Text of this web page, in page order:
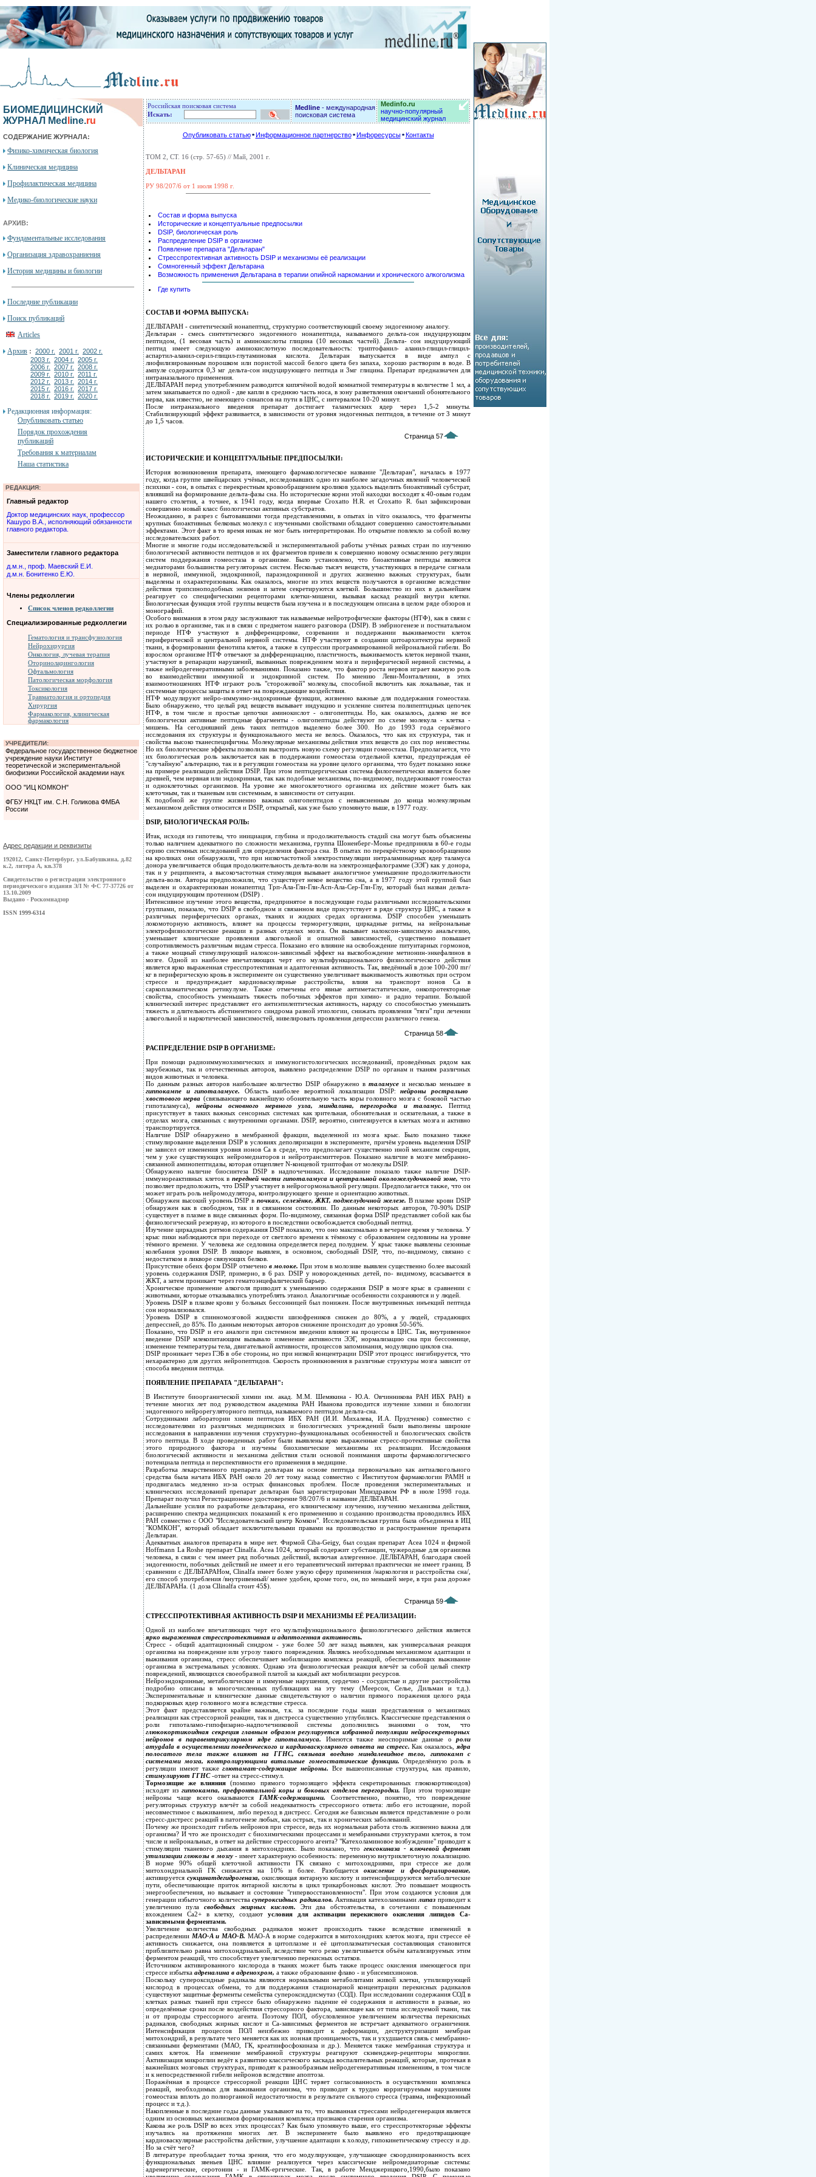
БИОМЕДИЦИНСКИЙ
ЖУРНАЛ Med ine.ru
СОДЕРЖАНИЕ ЖУРНАЛА:
Физико-химическая биология
Клиническая медицина
Профилактическая медицина
Медико-биологические науки
АРХИВ:
Фундаментальные исследования
Организация здравохраниения
История медицины и биологии
Последние публикации
Поиск публикаций
Articles
Архив : 2000 г. 2001 г.
2002 г.
2003 г.
2004 г.
2005 г.
2006 г.
2007 г.
2008 г.
2009 г.
2010 г.
2011 г.
2012 г.
2013 г.
2014 г.
2015 г.
2016 г.
2017 г.
2018 г.
2019 г. 2020 г.
Редакционная информация:
Опубликовать статью
Порядок прохождения
публикаций
Требования к материалам
Наша статистика
РЕДАКЦИЯ:
Главный редактор
Доктор медицинских наук, профессор
Кашуро В.А., исполняющий обязанности
главного редактора.
Заместители главного редактора
д.м.н., проф. Маевский Е.И.
д.м.н. Бонитенко Е.Ю.
Члены редколлегии
Список членов редколлегии
Специализированные редколлегии
Гематология и трансфузиология
Нейрохирургия
Онкология, лучевая терапия
Оториноларингология
Офтальмология
Патологическая морфология
Токсикология
Травматология и ортопедия
Хирургия
Фармакология, клиническая
фармакология
УЧРЕДИТЕЛИ:
Федеральное государственное бюджетное
учреждение науки Институт
теоретической и экспериментальной
биофизики Российской академии наук
ООО "ИЦ КОМКОН"
ФГБУ НКЦТ им. С.Н. Голикова ФМБА
России
Адрес редакции и реквизиты
192012, Санкт-Петербург, ул.Бабушкина, д.82
к.2, литера А, кв.378
Свидетельство о регистрации электронного
периодического издания ЭЛ № ФС 77-37726 от
13.10.2009
Выдано - Роскомнадзор
ISSN 1999-6314
Российская поисковая система
Искать:
Medline - международная
поисковая система
Medinfo.ru
научно-популярный
медицинский журнал
Опубликовать статью Информационное партнерство Инфоресурсы Контакты
ТОМ 2, СТ. 16 (стр. 57-65) // Май, 2001 г.
ДЕЛЬТАРАН
РУ 98/207/6 от 1 июля 1998 г.
Состав и форма выпуска
Исторические и концептуальные предпосылки
DSIP, биологическая роль
Распределение DSIP в организме
Появление препарата "Дельтаран"
Стресспротективная активность DSIP и механизмы её реализации
Cомногенный эффект Дельтарана
Возможность применения Дельтарана в терапии опийной наркомании и хронического алкоголизма
Где купить
СОСТАВ И ФОРМА ВЫПУСКА:
ДЕЛЬТАРАН - синтетический нонапептид, структурно соответствующий своему эндогенному аналогу.
Дельтаран - смесь синтетического эндогенного нонапептида, называемого дельта-сон индуцирующим
пептидом, (1 весовая часть) и аминокислоты глицина (10 весовых частей). Дельта- сон индуцирующий
пептид имеет следующую аминокислотную последовательность: триптофанил- аланил-глицил-глицил-
аспартил-аланил-серил-глицил-глутаминовая кислота. Дельтаран выпускается в виде ампул с
лиофилизированным порошком или пористой массой белого цвета без запаха, хорошо растворим в воде. В
ампуле содержится 0,3 мг дельта-сон индуцирующего пептида и 3мг глицина. Препарат предназначен для
интраназального применения.
ДЕЛЬТАРАН перед употреблением разводится кипячёной водой комнатной температуры в количестве 1 мл, а
затем закапывается по одной - две капли в среднюю часть носа, в зону разветвления окончаний обонятельного
нерва, как известно, не имеющего синапсов на пути в ЦНС, с интервалом 10-20 минут.
После интраназального введения препарат достигает таламических ядер через 1,5-2 минуты.
Стабилизирующий эффект развивается, в зависимости от уровня эндогенных пептидов, в течение от 3 минут
до 1,5 часов.
Страница 57
ИСТОРИЧЕСКИЕ И КОНЦЕПТУАЛЬНЫЕ ПРЕДПОСЫЛКИ:
История возникновения препарата, имеющего фармакологическое название "Дельтаран", началась в 1977
году, когда группе швейцарских учёных, исследовавших одно из наиболее загадочных явлений человеческой
психики - сон, в опытах с перекрестным кровообращением кроликов удалось выделить биоактивный субстрат,
влиявший на формирование дельта-фазы сна. Но исторические корни этой находки восходят к 40-овым годам
нашего столетия, а точнее, к 1941 году, когда впервые Croxatto H.R. et Croxatto R. был зафиксирован
совершенно новый класс биологически активных субстратов.
Неожиданно, в разрез с бытовавшими тогда представлениями, в опытах in vitro оказалось, что фрагменты
крупных биоактивных белковых молекул с изученными свойствами обладают совершенно самостоятельными
эффектами. Этот факт в то время никак не мог быть интерпретирован. Но открытие повлекло за собой волну
исследовательских работ.
Многие и многие годы исследовательской и экспериментальной работы учёных разных стран по изучению
биологической активности пептидов и их фрагментов привели к совершенно новому осмыслению регуляции
систем поддержания гомеостаза в организме. Было установлено, что биоактивные пептиды являются
медиаторами большинства регуляторных систем. Несколько тысяч веществ, участвующих в передаче сигнала
в нервной, иммунной, эндокринной, параэндокринной и других жизненно важных структурах, были
выделены и охарактеризованы. Как оказалось, многие из этих веществ получаются в организме вследствие
действия трипсиноподобных энзимов и затем секретируются клеткой. Большинство из них в дальнейшем
реагирует со специфическими рецепторами клетки-мишени, вызывая каскад реакций внутри клетки.
Биологическая функция этой группы веществ была изучена и в последующем описана в целом ряде обзоров и
монографий.
Особого внимания в этом ряду заслуживают так называемые нейротрофические факторы (НТФ), как в связи с
их ролью в организме, так и в связи с предметом нашего разговора (DSIP). В эмбриогенезе и постнатальном
периоде НТФ участвуют в дифференцировке, созревании и поддержании выживаемости клеток
периферической и центральной нервной системы. НТФ участвуют в создании цитоархитектуры нервной
ткани, в формировании фенотипа клеток, а также в супрессии программированной нейрональной гибели. Во
взрослом организме НТФ отвечают за дифференциацию, пластичность, выживаемость клеток нервной ткани,
участвуют в репарации нарушений, вызванных повреждением мозга и периферической нервной системы, а
также нейродегенеративными заболеваниями. Показано также, что фактор роста нервов играет важную роль
во взаимодействии иммунной и эндокринной систем. По мнению Леви-Монтальчини, в этих
взаимоотношениях НТФ играют роль "сторожевой" молекулы, способной включить как локальные, так и
системные процессы защиты в ответ на повреждающие воздействия.
НТФ модулируют нейро-иммунно-эндокринные функции, жизненно важные для поддержания гомеостаза.
Было обнаружено, что целый ряд веществ вызывает индукцию и усиление синтеза полипептидных цепочек
НТФ, в том числе и простые цепочки аминокислот - олигопептиды. Но, как оказалось, далеко не все
биологически активные пептидные фрагменты - олигопептиды действуют по схеме молекула - клетка -
мишень. На сегодняшний день таких пептидов выделено более 300. Но до 1993 года серьёзного
исследования их структуры и функционального места не велось. Оказалось, что как их структура, так и
свойства высоко тканеспецифичны. Молекулярные механизмы действия этих веществ до сих пор неизвестны.
Но их биологические эффекты позволили выстроить новую схему регуляции гомеостаза. Предполагается, что
их биологическая роль заключается как в поддержании гомеостаза отдельной клетки, предупреждая её
"случайную" альтерацию, так и в регуляции гомеостаза на уровне целого организма, что будет показано ниже
на примере реализации действия DSIP. При этом пептидергическая система филогенетически является более
древней, чем нервная или эндокринная, так как подобные механизмы, по-видимому, поддерживают гомеостаз
и одноклеточных организмов. На уровне же многоклеточного организма их действие может быть как
клеточным, так и тканевым или системным, в зависимости от ситуации.
К подобной же группе жизненно важных олигопептидов с невыясненным до конца молекулярным
механизмом действия относится и DSIP, открытый, как уже было упомянуто выше, в 1977 году.
DSIP, БИОЛОГИЧЕСКАЯ РОЛЬ:
Итак, исходя из гипотезы, что инициация, глубина и продолжительность стадий сна могут быть объяснены
только наличием адекватного по сложности механизма, группа Шоненберг-Монье предприняла в 60-е годы
серию системных исследований для определения фактора сна. В опытах по перекрёстному кровообращению
на кроликах они обнаружили, что при низкочастотной электростимуляции интраламинарных ядер таламуса
донора увеличивается общая продолжительность дельта-волн на электроэнцефалограмме (ЭЭГ) как у донора,
так и у реципиента, а высокочастотная стимуляция вызывает аналогичное уменьшение продолжительности
дельта-волн. Авторы предположили, что существует некое вещество сна, а в 1977 году этой группой был
выделен и охарактеризован нонапептид Трп-Ала-Гли-Гли-Асп-Ала-Сер-Гли-Глу, который был назван дельта-
сон индуцирующим протеином (DSIP) .
Интенсивное изучение этого вещества, предпринятое в последующие годы различными исследовательскими
группами, показало, что DSIP в свободном и связанном виде присутствует в ряде структур ЦНС, а также в
различных периферических органах, тканях и жидких средах организма. DSIP способен уменьшать
локомоторную активность, влияет на процессы терморегуляции, циркадные ритмы, на нейрональные
электрофизиологические реакции в разных отделах мозга. Он вызывает налоксон-зависимую анальгезию,
уменьшает клинические проявления алкогольной и опиатной зависимостей, существенно повышает
сопротивляемость различным видам стресса. Показано его влияние на освобождение питуитарных гормонов,
а также мощный стимулирующий налоксон-зависимый эффект на высвобождение метионин-энкефалинов в
мозге. Одной из наиболее впечатляющих черт его мультифункционального физиологического действия
является ярко выраженная стресспротективная и адаптогенная активность. Так, введённый в дозе 100-200 mг/
кг в периферическую кровь в эксперименте он существенно увеличивает выживаемость животных при остром
стрессе и предупреждает кардиоваскулярные расстройства, влияя на транспорт ионов Са в
саркоплазматическом ретикулуме. Также отмечены его явные антиметастатические, онкопротекторные
свойства, способность уменьшать тяжесть побочных эффектов при химио- и радио терапии. Большой
клинический интерес представляет его антиэпилептическая активность, наряду со способностью уменьшать
тяжесть и длительность абстинентного синдрома разной этиологии, снижать проявления "тяги" при лечении
алкогольной и наркотической зависимостей, нивелировать проявления депрессии различного генеза.
Страница 58
РАСПРЕДЕЛЕНИЕ DSIP В ОРГАНИЗМЕ:
При помощи радиоиммунохимических и иммуногистологических исследований, проведённых рядом как
зарубежных, так и отечественных авторов, выявлено распределение DSIP по органам и тканям различных
видов животных и человека.
По данным разных авторов наибольшее количество DSIP обнаружено в таламусе и несколько меньшее в
гиппокампе и гипоталамусе. Область наиболее вероятной локализации DSIP: нейроны рострально
хвостового нерва (связывающего важнейшую обонятельную часть коры головного мозга с боковой частью
гипоталамуса),
нейроны основного нервного узла, миндалина, перегородка и таламус. Пептид
присутствует в таких важных сенсорных системах как зрительная, обонятельная и осязательная, а также в
отделах мозга, связанных с внутренними органами. DSIP, вероятно, синтезируется в клетках мозга и активно
транспортируется.
Наличие DSIP обнаружено в мембранной фракции, выделенной из мозга крыс. Было показано также
стимулирование выделения DSIP в условиях деполяризации в эксперименте, причём уровень выделения DSIP
не зависел от изменения уровня ионов Са в среде, что предполагает существенно иной механизм секреции,
чем у уже существующих нейромедиаторов и нейротрансмиттеров. Показано наличие в мозге мембранно-
связанной аминопептидазы, которая отщепляет N-концевой триптофан от молекулы DSIP.
Обнаружено наличие биосинтеза DSIP в надпочечниках. Исследование показало также наличие DSIP-
иммунореактивных клеток в передней части гипоталамуса и центральной околожелудочковой зоне, что
позволяет предположить, что DSIP участвует в нейрогормональной регуляции. Предполагается также, что он
может играть роль нейромодулятора, контролирующего зрение и ориентацию животных.
Обнаружен высокий уровень DSIP в почках, селезёнке, ЖКТ, поджелудочной железе. В плазме крови DSIP
обнаружен как в свободном, так и в связанном состоянии. По данным некоторых авторов, 70-90% DSIP
существует в плазме в виде связанных форм. По-видимому, связанная форма DSIP представляет собой как бы
физиологический резервуар, из которого в последствии освобождается свободный пептид.
Изучение циркадных ритмов содержания DSIP показало, что оно максимально в вечернее время у человека. У
крыс пики наблюдаются при переходе от светлого времени к тёмному с образованием седловины на уровне
тёмного времени. У человека же седловина определяется перед полуднем. У крыс также выявлены сезонные
колебания уровня DSIP. В ликворе выявлен, в основном, свободный DSIP, что, по-видимому, связано с
недостатком в ликворе связующих белков.
Присутствие обеих форм DSIP отмечено в молоке. При этом в молозиве выявлен существенно более высокий
уровень содержания DSIP, примерно, в 6 раз. DSIP у новорожденных детей, по- видимому, всасывается в
ЖКТ, а затем проникает через гематоэнцефалический барьер.
Хроническое применение алкоголя приводит к уменьшению содержания DSIP в мозге крыс в сравнении с
животными, которые отказывались употреблять этанол. Аналогичные особенности сохраняются и у людей.
Уровень DSIP в плазме крови у больных бессонницей был понижен. После внутривенных инъекций пептида
сон нормализовался.
Уровень DSIP в спинномозговой жидкости шизофреников снижен до 80%, а у людей, страдающих
депрессией, до 85%. По данным некоторых авторов снижение происходит до уровня 50-56%.
Показано, что DSIP и его аналоги при системном введении влияют на процессы в ЦНС. Так, внутривенное
введение DSIP млекопитающим вызывало изменение активности ЭЭГ, нормализацию сна при бессоннице,
изменение температуры тела, двигательной активности, процессов запоминания, модуляцию циклов сна.
DSIP проникает через ГЭБ в обе стороны, но при низкой концентрации DSIP этот процесс ингибируется, что
нехарактерно для других нейропептидов. Скорость проникновения в различные структуры мозга зависит от
способа введения пептида.
ПОЯВЛЕНИЕ ПРЕПАРАТА "ДЕЛЬТАРАН":
В Институте биоорганической химии им. акад. М.М. Шемякина - Ю.А. Овчинникова РАН ИБХ РАН) в
течение многих лет под руководством академика РАН Иванова проводится изучение химии и биологии
эндогенного нейрорегуляторного пептида, называемого пептидом дельта-сна.
Сотрудниками лаборатории химии пептидов ИБХ РАН (И.И. Михалева, И.А. Прудченко) совместно с
исследователями из различных медицинских и биологических учреждений были выполнены широкие
исследования в направлении изучения структурно-функциональных особенностей и биологических свойств
этого пептида. В ходе проведенных работ были выявлены ярко выраженные стресс-протективные свойства
этого природного фактора и изучены биохимические механизмы их реализации. Исследования
биологической активности и механизма действия стали основой понимания широты фармакологического
потенциала пептида и перспективности его применения в медицине.
Разработка лекарственного препарата дельтаран на основе пептида первоначально как антиалкогольного
средства была начата ИБХ РАН около 20 лет тому назад совместно с Институтом фармакологии РАМН и
продвигалась медленно из-за острых финансовых проблем. После проведения экспериментальных и
клинических исследований препарат дельтаран был зарегистрирован Минздравом РФ в июле 1998 года.
Препарат получил Регистрационное удостоверение 98/207/6 и название ДЕЛЬТАРАН.
Дальнейшие усилия по разработке дельтарана, его клиническому изучению, изучению механизма действия,
расширению спектра медицинских показаний к его применению и созданию производства проводились ИБХ
РАН совместно с ООО "Исследовательский центр Комкон". Исследовательская группа была объединена в ИЦ
"КОМКОН", который обладает исключительными правами на производство и распространение препарата
Дельтаран.
Адекватных аналогов препарата в мире нет. Фирмой Ciba-Geigy, был создан препарат Acea 1024 и фирмой
Hoffmann La Roshe препарат Clinalfa. Acea 1024, который содержит субстанции, чужеродные для организма
человека, в связи с чем имеет ряд побочных действий, включая аллергенное. ДЕЛЬТАРАН, благодаря своей
эндогенности, побочных действий не имеет и его терапевтический интервал практически не имеет границ. В
сравнении с ДЕЛЬТАРАНом, Clinalfa имеет более узкую сферу применения /наркология и расстройства сна/,
его способ употребления /внутривенный/ менее удобен, кроме того, он, по меньшей мере, в три раза дороже
ДЕЛЬТАРАНа. (1 доза Cllinalfa стоит 45$).
Страница 59
СТРЕССПРОТЕКТИВНАЯ АКТИВНОСТЬ DSIP И МЕХАНИЗМЫ ЕЁ РЕАЛИЗАЦИИ:
Одной из наиболее впечатляющих черт его мультифункционального физиологического действия является
ярко выраженная стресспротективная и адаптогенная активность.
Стресс - общий адаптационный синдром - уже более 50 лет назад выявлен, как универсальная реакция
организма на повреждение или угрозу такого повреждения. Являясь необходимым механизмом адаптации и
выживания организма, стресс обеспечивает мобилизацию комплекса реакций, обеспечивающих выживание
организма в экстремальных условиях. Однако эта физиологическая реакция влечёт за собой целый спектр
повреждений, являющихся своеобразной платой за каждый акт мобилизации ресурсов.
Нейроэндокринные, метаболические и иммунные нарушения, сердечно - сосудистые и другие расстройства
подробно описаны в многочисленных публикациях на эту тему (Меерсон, Селье, Дильман и т.д.).
Экспериментальные и клинические данные свидетельствуют о наличии прямого поражения целого ряда
подкорковых ядер головного мозга вследствие стресса.
Этот факт представляется крайне важным, т.к. за последние годы наши представления о механизмах
реализации как стрессорной реакции, так и дистресса существенно углубились. Классические представления о
роли гипоталамо-гипофизарно-надпочечниковой системы дополнились знаниями о том, что
глюкокортикоидная секреция главным образом регулируется избранной популяции нейросекреторных
нейронов в паравентрикулярном ядре гипоталамуса. Имеются также неоспоримые данные о роли
amygdala в осуществлении поведенческого и кардиоваскулярного ответа на стресс. Как оказалось, ядра
полосатого тела также влияют на ГГНС, связывая воедино миндалевидное тело, гиппокамп с
системами мозга, контролирующими витальные гомеостатические функции. Определённую роль в
регуляции имеют такжеглютамат-содержащие нейроны. Все вышеописанные структуры, как правило,
стимулируют ГГНС-ответ на стресс-стимул.
Тормозящие же влияния (помимо прямого тормозящего эффекта секретированных глюкокортикоидов)
исходят из гиппокампа, префронтальной коры и боковых отделов перегородки. При этом тормозящие
нейроны чаще всего оказываются ГАМК-содержащими. Соответственно, понятно, что повреждение
регуляторных структур влечёт за собой неадекватность стрессорного ответа: либо его истощение, порой
несовместимое с выживанием, либо переход в дистресс. Сегодня же базисным является представление о роли
стресс-дистресс реакций в патогенезе любых, как острых, так и хронических заболеваний.
Почему же происходит гибель нейронов при стрессе, ведь их нормальная работа столь жизненно важна для
организма? И что же происходит с биохимическими процессами и мембранными структурами клеток, в том
числе и нейрональных, в ответ на действие стрессорного агента? "Катехоламиновое возбуждение" приводит к
стимуляции тканевого дыхания в митохондриях. Было показано, что гексокиназа - ключевой фермент
утилизации глюкозы в мозгу - имеет характерную особенность: переменную внутриклеточную локализацию.
В норме 90% общей клеточной активности ГК связано с митохондриями, при стрессе же доля
митохондриальной ГК снижается на 10% и более. Разобщаетсяокисление и фосфорилирование,
активируется сукцинатдегидрогеназа,окисляющая янтарную кислоту и интенсифицируются метаболические
пути, обеспечивающие приток янтарной кислоты в цикл трикарбоновых кислот. Это повышает мощность
энергообеспечения, но вызывает и состояние "гипервосстановленности". При этом создаются условия для
генерации избыточного количествасупероксидных радикалов. Активация катехоламинамилипаз приводит к
увеличению пуласвободных жирных кислот. Эти два обстоятельства, в сочетании с повышенным
вхождением Са2+ в клетку, создают условия для активации перекисного окисления липидов Са-
зависимыми ферментами.
Увеличение количества свободных радикалов может происходить также вследствие изменений в
распределении МАО-А и МАО-В. МАО-А в норме содержится в митохондриях клеток мозга, при стрессе её
активность снижается, она появляется в цитоплазме и её цитоплазматическая составляющая становится
приблизительно равна митохондриальной, вследствие чего резко увеличивается объём катализируемых этим
ферментом реакций, что способствует увеличению перекисных остатков.
Источником активированного кислорода в тканях может быть также процесс окисления имеющегося при
стрессе избытка адреналина в адренохром, а также образование флаво - и убисемихинонов.
Поскольку супероксидные радикалы являются нормальными метаболитами живой клетки, утилизирующей
кислород в процессах обмена, то для поддержания стационарной концентрации перекисных радикалов
существуют защитные ферменты семейства супероксиддисмутаз (СОД). При исследовании содержания СОД в
клетках разных тканей при стрессе было обнаружено падение её содержания и активности в разные, но
определённые сроки после воздействия стрессорного фактора, зависящее как от типа исследуемой ткани, так
и от природы стрессорного агента. Поэтому ПОЛ, обусловленное увеличением количества перекисных
радикалов, свободных жирных кислот и Са-зависимых ферментов не встречает адекватного ограничения.
Интенсификация процессов ПОЛ неизбежно приводит к деформации, деструктуризации мембран
митохондрий, в результате чего меняется как их ионная проницаемость, так и ухудшается связь с мембранно-
связанными ферментами (МАО, ГК, креатинфосфокиназа и др.). Меняется также мембранная структура и
самих клеток. На изменение мембранной структуры реагируют скэвенджер-рецепторы микроглии.
Активизация микроглии ведёт к развитию классического каскада воспалительных реакций, которые, протекая в
важнейших мозговых структурах, приводят к разнообразным нейродегенеративным изменениям, в том числе
и к непосредственной гибели нейронов вследствие апоптоза.
Поражённая в процессе стрессорной реакции ЦНС теряет согласованность в осуществлении комплекса
реакций, необходимых для выживания организма, что приводит к трудно корригируемым нарушениям
гомеостаза вплоть до полиорганной недостаточности в результате сильного стресса (травма, инфекционный
процесс и т.д.).
Накопленные в последние годы данные указывают на то, что вызванная стрессами нейродегенерация является
одним из основных механизмов формирования комплекса признаков старения организма.
Какова же роль DSIP во всех этих процессах? Как было упомянуто выше, его стресспротекторные эффекты
изучались на протяжении многих лет. В эксперименте было выявлено его предотвращающее
кардиоваскулярные расстройства действие, улучшение адаптации к холоду, гипокинетическому стрессу и др.
Но за счёт чего?
В литературе преобладает точка зрения, что его модулирующее, улучшающее скоординированность всех
функциональных звеньев ЦНС влияние реализуется через классические нейромедиаторные системы:
адренергические, серотонин - и ГАМК-ергические. Так, в работе Менджерицкого,1990,было показано